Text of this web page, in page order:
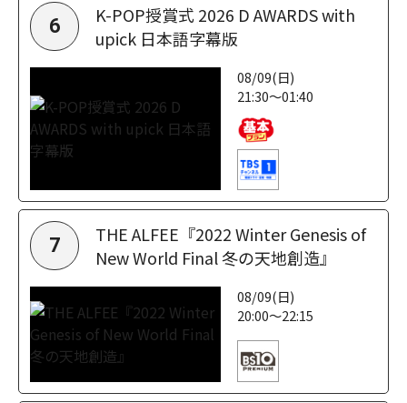
6
K-POP授賞式 2026 D AWARDS with
upick 日本語字幕版
08/09(日)
21:30～01:40
7
THE ALFEE『2022 Winter Genesis of
New World Final 冬の天地創造』
08/09(日)
20:00～22:15